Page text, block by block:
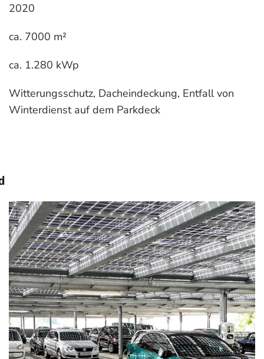
2020
ca. 7000 m²
ca. 1.280 kWp
Witterungsschutz, Dacheindeckung, Entfall von
Winterdienst auf dem Parkdeck